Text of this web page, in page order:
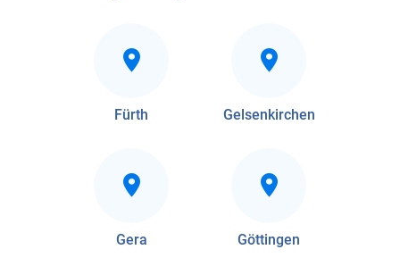
Fürth Gelsenkirchen
Gera Göttingen